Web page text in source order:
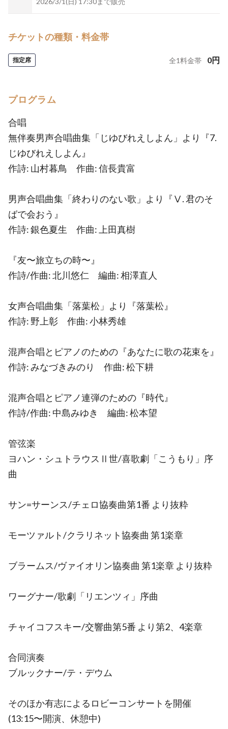
チケットの種類・料金帯
指定席 全1料金帯 0円
プログラム
合唱
無伴奏男声合唱曲集「じゆびれえしよん」より『7.
じゆびれえしよん』
作詩: 山村暮鳥 作曲: 信長貴富
男声合唱曲集「終わりのない歌」より『Ⅴ. 君のそ
ばで会おう』
作詩: 銀色夏生 作曲: 上田真樹
『友〜旅立ちの時〜』
作詩/作曲: 北川悠仁 編曲: 相澤直人
女声合唱曲集「落葉松」より『落葉松』
作詩: 野上彰 作曲: 小林秀雄
混声合唱とピアノのための『あなたに歌の花束を』
作詩: みなづきみのり 作曲: 松下耕
混声合唱とピアノ連弾のための『時代』
作詩/作曲: 中島みゆき 編曲: 松本望
管弦楽
ヨハン・シュトラウスⅡ世/喜歌劇「こうもり」序
曲
サン=サーンス/チェロ協奏曲第1番 より抜粋
モーツァルト/クラリネット協奏曲 第1楽章
ブラームス/ヴァイオリン協奏曲 第1楽章 より抜粋
ワーグナー/歌劇「リエンツィ」序曲
チャイコフスキー/交響曲第5番 より第2、4楽章
合同演奏
ブルックナー/テ・デウム
そのほか有志によるロビーコンサートを開催
(13:15〜開演、休憩中)